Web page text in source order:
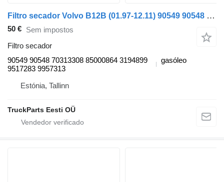
Filtro secador Volvo B12B (01.97-12.11) 90549 90548 para autocarro Volvo B6, B7, B9, B10, B12 bus (1978-2011)
50 € Sem impostos
Filtro secador
90549 90548 70313308 85000864 3194899
9517283 9957313
gasóleo
Estónia, Tallinn
TruckParts Eesti OÜ